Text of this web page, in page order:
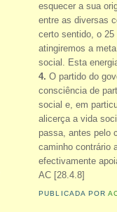
esquecer a sua
entre as diversas
certo sentido, o
atingiremos a
social. Esta
4. O partido do
consciência de
social e, em
alicerça a vida
passa, antes pelo
caminho contrário
efectivamente
AC [28.4.8]
PUBLICADA POR